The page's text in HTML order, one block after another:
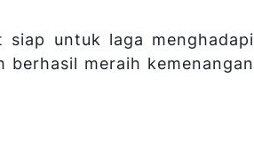
siap untuk laga menghadapi
berhasil meraih kemenangan